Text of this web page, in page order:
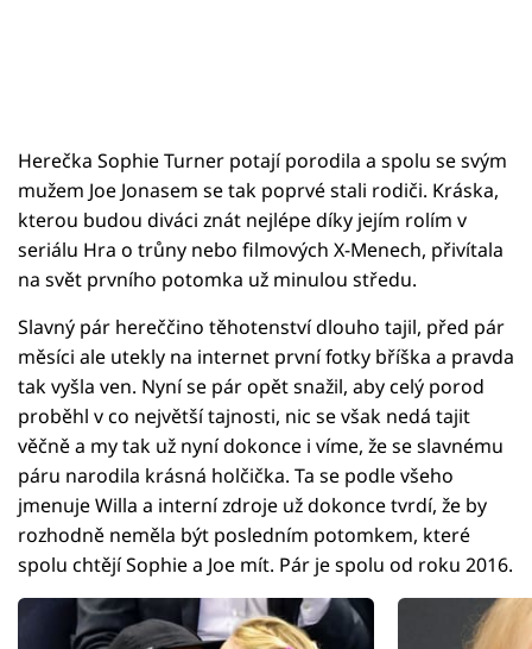
Herečka Sophie Turner potají porodila a spolu se svým
mužem Joe Jonasem se tak poprvé stali rodiči. Kráska,
kterou budou diváci znát nejlépe díky jejím rolím v
seriálu Hra o trůny nebo filmových X-Menech, přivítala
na svět prvního potomka už minulou středu.
Slavný pár hereččino těhotenství dlouho tajil, před pár
měsíci ale utekly na internet první fotky bříška a pravda
tak vyšla ven. Nyní se pár opět snažil, aby celý porod
proběhl v co největší tajnosti, nic se však nedá tajit
věčně a my tak už nyní dokonce i víme, že se slavnému
páru narodila krásná holčička. Ta se podle všeho
jmenuje Willa a interní zdroje už dokonce tvrdí, že by
rozhodně neměla být posledním potomkem, které
spolu chtějí Sophie a Joe mít. Pár je spolu od roku 2016.